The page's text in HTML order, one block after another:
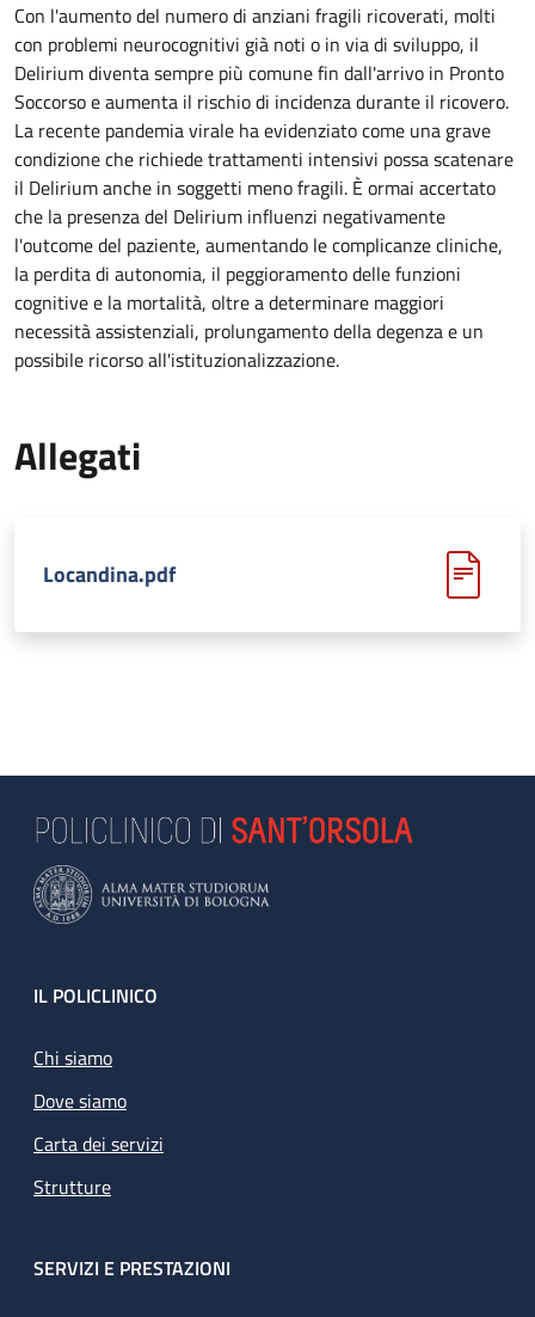
Con l'aumento del numero di anziani fragili ricoverati, molti
con problemi neurocognitivi già noti o in via di sviluppo, il
Delirium diventa sempre più comune fin dall'arrivo in Pronto
Soccorso e aumenta il rischio di incidenza durante il ricovero.
La recente pandemia virale ha evidenziato come una grave
condizione che richiede trattamenti intensivi possa scatenare
il Delirium anche in soggetti meno fragili. È ormai accertato
che la presenza del Delirium influenzi negativamente
l'outcome del paziente, aumentando le complicanze cliniche,
la perdita di autonomia, il peggioramento delle funzioni
cognitive e la mortalità, oltre a determinare maggiori
necessità assistenziali, prolungamento della degenza e un
possibile ricorso all'istituzionalizzazione.
Allegati
Locandina.pdf
Footer
IL POLICLINICO
Chi siamo
Dove siamo
Carta dei servizi
Strutture
SERVIZI E PRESTAZIONI